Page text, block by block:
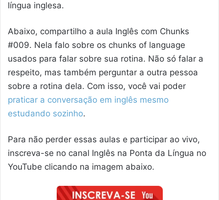
língua inglesa.
Abaixo, compartilho a aula Inglês com Chunks
#009. Nela falo sobre os chunks of language
usados para falar sobre sua rotina. Não só falar a
respeito, mas também perguntar a outra pessoa
sobre a rotina dela. Com isso, você vai poder
praticar a conversação em inglês mesmo
estudando sozinho.
Para não perder essas aulas e participar ao vivo,
inscreva-se no canal Inglês na Ponta da Língua no
YouTube clicando na imagem abaixo.